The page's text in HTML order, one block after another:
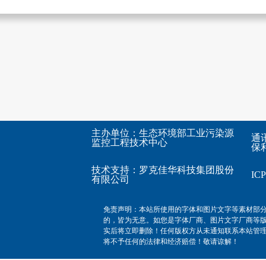
主办单位：生态环境部工业污染源
监控工程技术中心
技术支持： 罗克佳华科技集团股份
有限公司
通
保
免责声明：本站所使用的字体和图片文字等素材部
的，皆为无意。如您是字体厂商、图片文字厂商等
实后将立即删除！任何版权方从未通知联系本站管
将不予任何的法律和经济赔偿！敬请谅解！